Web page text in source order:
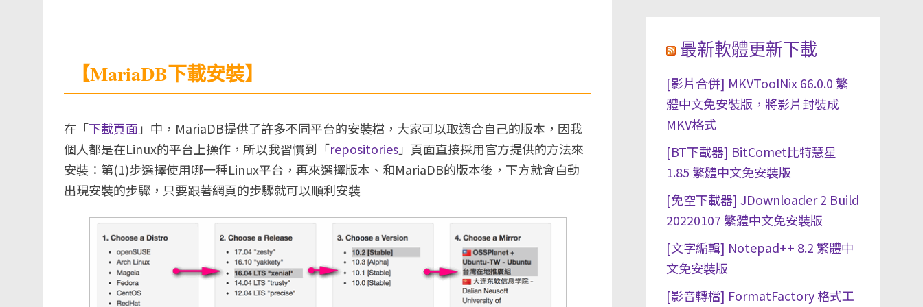
【MariaDB下載安裝】
在「下載頁面 」中，MariaDB提供了許多不同平台的安裝檔，大家可以取適合自己的版本，因我
個人都是在Linux的平台上操作，所以我習慣到「repositories」頁面直接採用官方提供的方法來
安裝：第(1)步選擇使用哪一種Linux平台，再來選擇版本、和MariaDB的版本後，下方就會自動
出現安裝的步驟，只要跟著網頁的步驟就可以順利安裝
最新軟體更新下載
[影片合併] MKVToolNix 66.0.0 繁
體中文免安裝版，將影片封裝成
MKV格式
[BT下載器] BitComet比特慧星
1.85 繁體中文免安裝版
[免空下載器] JDownloader 2 Build
20220107 繁體中文免安裝版
[文字編輯] Notepad++ 8.2 繁體中
文免安裝版
[影音轉檔] FormatFactory 格式工